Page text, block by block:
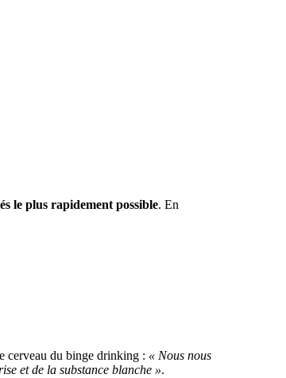
le plus rapidement possible. En
cerveau du binge drinking : « Nous nous
et de la substance blanche ».